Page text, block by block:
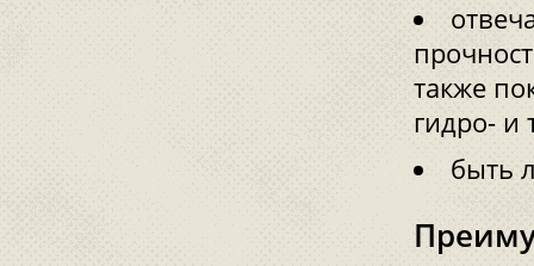
также
гидро- и
быть